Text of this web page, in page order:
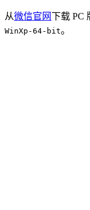
从微信官网下载 PC
WinXp-64-bit。